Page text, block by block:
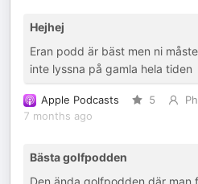
Hejhej
Eran podd är bäst men ni
inte lyssna på gamla hela tiden
Apple Podcasts 5
7 months ago
Bästa golfpodden
Den ända golfpodden där man